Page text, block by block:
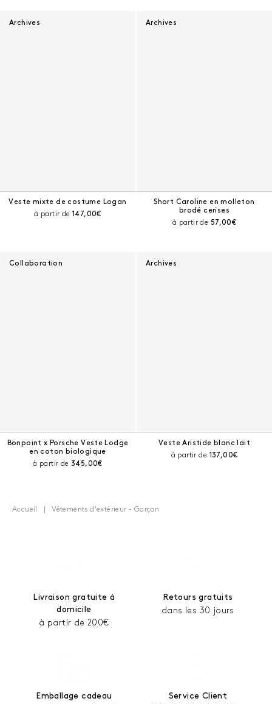
Archives
Veste mixte de costume Logan
à partir de Prix courant :
147,00€
Archives
Short Caroline en molleton
brodé cerises
à partir de Prix courant :
57,00€
Collaboration
Bonpoint x Porsche Veste Lodge
en coton biologique
à partir de Prix courant :
345,00€
Archives
Veste Aristide blanc lait
à partir de Prix courant :
137,00€
Accueil Vêtements d'extérieur - Garçon
Livraison gratuite à
domicile
à partir de 200€
Retours gratuits
dans les 30 jours
Emballage cadeau
Service Client